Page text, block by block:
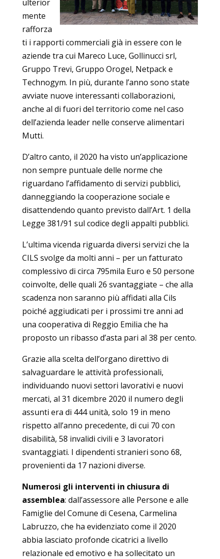
ulterior
mente
rafforza
ti i rapporti commerciali già in essere con le
aziende tra cui Mareco Luce, Gollinucci srl,
Gruppo Trevi, Gruppo Orogel, Netpack e
Technogym. In più, durante l’anno sono state
avviate nuove interessanti collaborazioni,
anche al di fuori del territorio come nel caso
dell’azienda leader nelle conserve alimentari
Mutti.
D’altro canto, il 2020 ha visto un’applicazione
non sempre puntuale delle norme che
riguardano l’affidamento di servizi pubblici,
danneggiando la cooperazione sociale e
disattendendo quanto previsto dall’Art. 1 della
Legge 381/91 sul codice degli appalti pubblici.
L’ultima vicenda riguarda diversi servizi che la
CILS svolge da molti anni – per un fatturato
complessivo di circa 795mila Euro e 50 persone
coinvolte, delle quali 26 svantaggiate – che alla
scadenza non saranno più affidati alla Cils
poiché aggiudicati per i prossimi tre anni ad
una cooperativa di Reggio Emilia che ha
proposto un ribasso d’asta pari al 38 per cento.
Grazie alla scelta dell’organo direttivo di
salvaguardare le attività professionali,
individuando nuovi settori lavorativi e nuovi
mercati, al 31 dicembre 2020 il numero degli
assunti era di 444 unità, solo 19 in meno
rispetto all’anno precedente, di cui 70 con
disabilità, 58 invalidi civili e 3 lavoratori
svantaggiati. I dipendenti stranieri sono 68,
provenienti da 17 nazioni diverse.
Numerosi gli interventi in chiusura di
assemblea: dall’assessore alle Persone e alle
Famiglie del Comune di Cesena, Carmelina
Labruzzo, che ha evidenziato come il 2020
abbia lasciato profonde cicatrici a livello
relazionale ed emotivo e ha sollecitato un